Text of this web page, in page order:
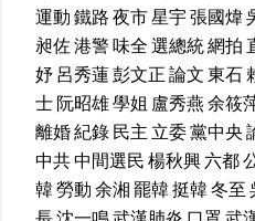
運動鐵路夜市星宇張國煒
昶佐港警味全選總統網拍
妤呂秀蓮彭文正論文東石
士阮昭雄學姐 盧秀燕余筱
離婚紀錄民主 立委黨中央
中共中間選民楊秋興六都
韓勞動余湘罷韓挺韓冬至